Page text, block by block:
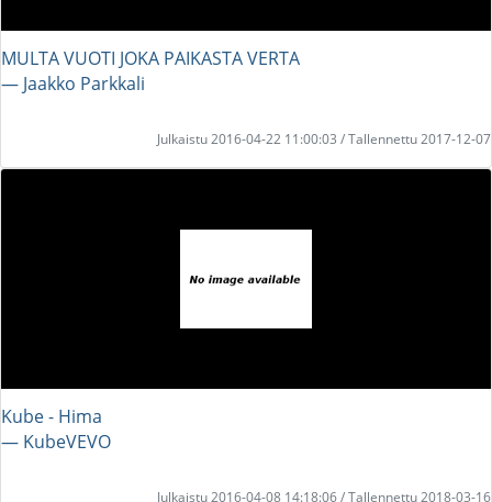
MULTA VUOTI JOKA PAIKASTA VERTA
― Jaakko Parkkali
Julkaistu 2016-04-22 11:00:03 / Tallennettu 2017-12-07
Kube - Hima
― KubeVEVO
Julkaistu 2016-04-08 14:18:06 / Tallennettu 2018-03-16